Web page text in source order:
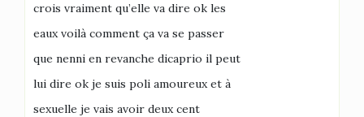
crois vraiment qu’elle va dire ok les
eaux voilà comment ça va se passer
que nenni en revanche dicaprio il peut
lui dire ok je suis poli amoureux et à
sexuelle je vais avoir deux cent